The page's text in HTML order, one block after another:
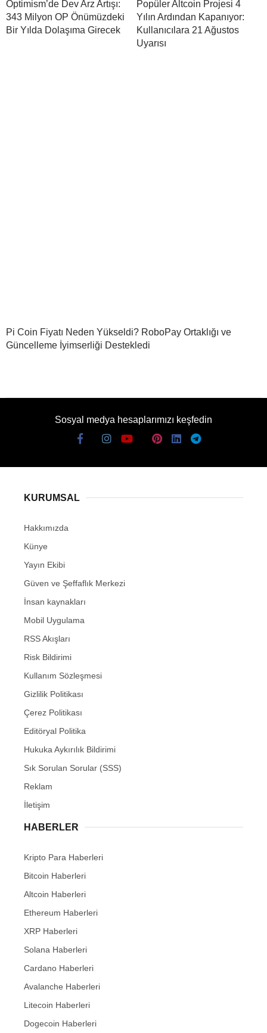
Optimism’de Dev Arz Artışı:
343 Milyon OP Önümüzdeki
Bir Yılda Dolaşıma Girecek
Popüler Altcoin Projesi 4
Yılın Ardından Kapanıyor:
Kullanıcılara 21 Ağustos
Uyarısı
Pi Coin Fiyatı Neden Yükseldi? RoboPay Ortaklığı ve
Güncelleme İyimserliği Destekledi
Sosyal medya hesaplarımızı keşfedin
KURUMSAL
Hakkımızda
Künye
Yayın Ekibi
Güven ve Şeffaflık Merkezi
İnsan kaynakları
Mobil Uygulama
RSS Akışları
Risk Bildirimi
Kullanım Sözleşmesi
Gizlilik Politikası
Çerez Politikası
Editöryal Politika
Hukuka Aykırılık Bildirimi
Sık Sorulan Sorular (SSS)
Reklam
İletişim
HABERLER
Kripto Para Haberleri
Bitcoin Haberleri
Altcoin Haberleri
Ethereum Haberleri
XRP Haberleri
Solana Haberleri
Cardano Haberleri
Avalanche Haberleri
Litecoin Haberleri
Dogecoin Haberleri